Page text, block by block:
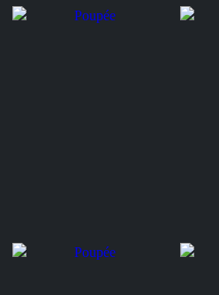
Poupée Poupée